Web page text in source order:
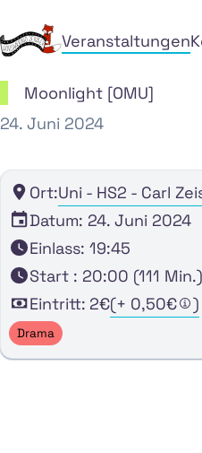
Veranstaltungen
Moonlight [OMU]
24. Juni 2024
Ort:Uni - HS2 - Carl
Datum: 24. Juni 2024
Einlass: 19:45
Start : 20:00 (111 Min.)
Eintritt: 2€(+ 0,50€ )
Drama